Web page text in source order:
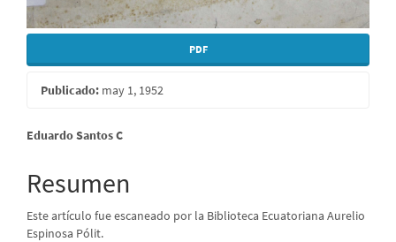
PDF
Publicado: may 1, 1952
Contenido
principal
del
artículo
Eduardo Santos C
Resumen
Este artículo fue escaneado por la Biblioteca Ecuatoriana Aurelio
Espinosa Pólit.